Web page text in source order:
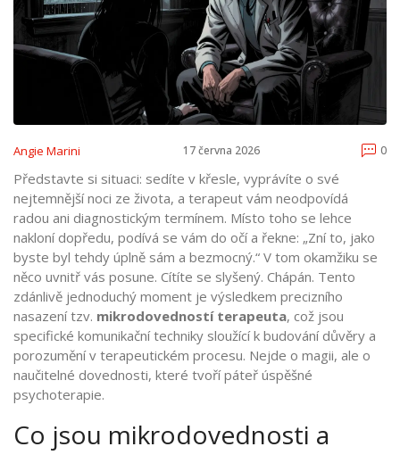
Angie Marini 17 června 2026 0
Představte si situaci: sedíte v křesle, vyprávíte o své
nejtemnější noci ze života, a terapeut vám neodpovídá
radou ani diagnostickým termínem. Místo toho se lehce
nakloní dopředu, podívá se vám do očí a řekne: „Zní to, jako
byste byl tehdy úplně sám a bezmocný.“ V tom okamžiku se
něco uvnitř vás posune. Cítíte se slyšený. Chápán. Tento
zdánlivě jednoduchý moment je výsledkem precizního
nasazení tzv. mikrodovedností terapeuta, což jsou
specifické komunikační techniky sloužící k budování důvěry a
porozumění v terapeutickém procesu. Nejde o magii, ale o
naučitelné dovednosti, které tvoří páteř úspěšné
psychoterapie.
Co jsou mikrodovednosti a